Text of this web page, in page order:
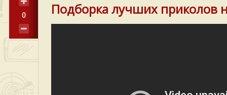
0 Подборка лучших приколов